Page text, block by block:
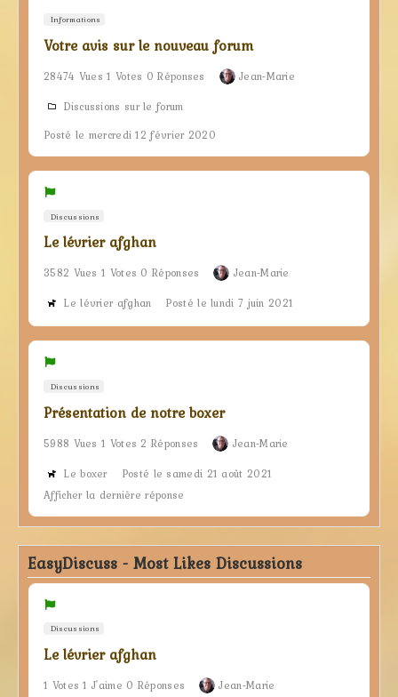
Informations
Votre avis sur le nouveau forum
28474 Vues 1 Votes 0 Réponses
Jean-Marie
Discussions sur le forum
Posté le mercredi 12 février 2020
Discussions
Le lévrier afghan
3582 Vues 1 Votes 0 Réponses
Jean-Marie
Le lévrier afghan
Posté le lundi 7 juin 2021
Discussions
Présentation de notre boxer
5988 Vues 1 Votes 2 Réponses
Jean-Marie
Le boxer
Posté le samedi 21 août 2021
Afficher la dernière réponse
EasyDiscuss - Most Likes Discussions
Discussions
Le lévrier afghan
1 Votes 1 J'aime 0 Réponses
Jean-Marie